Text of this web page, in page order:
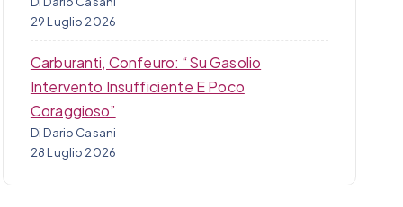
29 Luglio 2026
Carburanti, Confeuro: “Su Gasolio
Intervento Insufficiente E Poco
Coraggioso”
Di Dario Casani
28 Luglio 2026